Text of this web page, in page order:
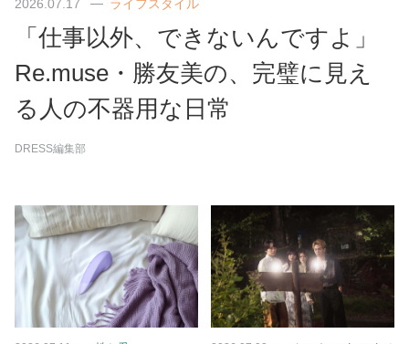
2026.07.17 ライフスタイル
「仕事以外、できないんですよ」
Re.muse・勝友美の、完璧に見え
る人の不器用な日常
DRESS編集部